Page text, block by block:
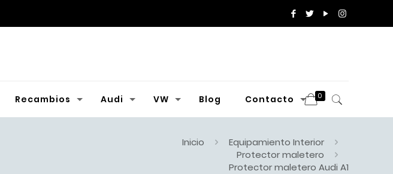
Recambios Audi VW Blog Contacto 0
Inicio
Equipamiento Interior
Protector maletero
Protector maletero Audi A1